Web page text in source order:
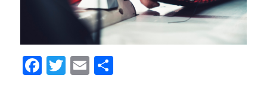
Facebook
Twitter
EmailPartager